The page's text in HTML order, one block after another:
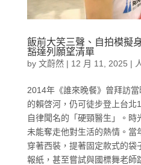
飯前大笑三聲、自拍模擬
豁達列願望清單
by 文蔚然| 12 月 11, 2025 |
2014年《誰來晚餐》曾拜訪
的賴啓河，仍可徒步登上台北
自律聞名的「硬頸醫生」。時
未能奪走他對生活的熱情。當
穿著西裝，提著固定款式的袋
報紙，甚至嘗試與國標舞老師